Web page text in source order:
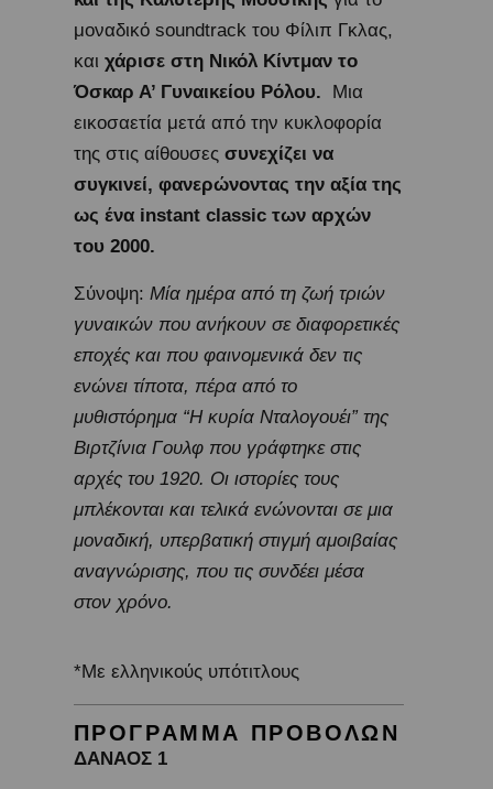
μοναδικό soundtrack του Φίλιπ Γκλας,
και χάρισε στη Νικόλ Κίντμαν το
Όσκαρ Α’ Γυναικείου Ρόλου. Μια
εικοσαετία μετά από την κυκλοφορία
της στις αίθουσες συνεχίζει να
συγκινεί, φανερώνοντας την αξία της
ως ένα instant classic των αρχών
του 2000.
Σύνοψη: Μία ημέρα από τη ζωή τριών
γυναικών που ανήκουν σε διαφορετικές
εποχές και που φαινομενικά δεν τις
ενώνει τίποτα, πέρα από το
μυθιστόρημα “Η κυρία Νταλογουέι” της
Βιρτζίνια Γουλφ που γράφτηκε στις
αρχές του 1920. Οι ιστορίες τους
μπλέκονται και τελικά ενώνονται σε μια
μοναδική, υπερβατική στιγμή αμοιβαίας
αναγνώρισης, που τις συνδέει μέσα
στον χρόνο.
*Με ελληνικούς υπότιτλους
ΠΡΟΓΡΑΜΜΑ ΠΡΟΒΟΛΩΝ
ΔΑΝΑΟΣ 1